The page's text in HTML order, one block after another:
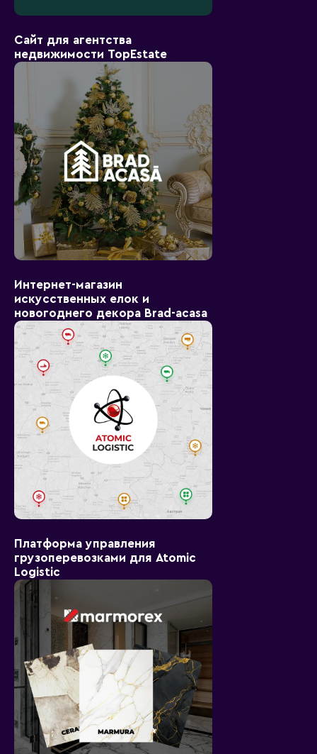
Сайт для агентства
недвижимости TopEstate
Интернет-магазин
искусственных елок и
новогоднего декора Brad-acasa
Платформа управления
грузоперевозками для Atomic
Logistic